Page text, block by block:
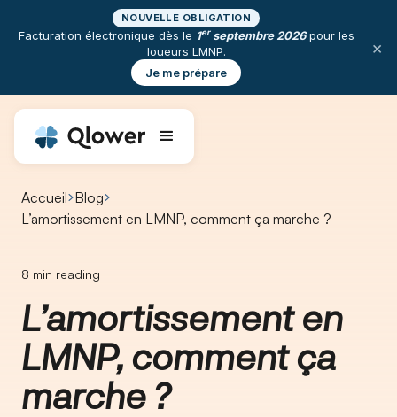
NOUVELLE OBLIGATION
Facturation électronique dès le 1erseptembre 2026pour les
loueurs LMNP.
Je me prépare
×
Accueil Blog
L’amortissement en LMNP, comment ça marche ? ​
8 min reading
L’amortissement en
LMNP, comment ça
marche ?